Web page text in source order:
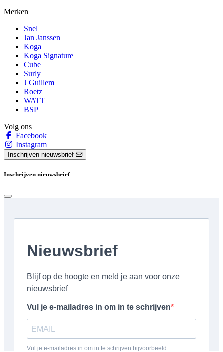
Merken
Snel
Jan Janssen
Koga
Koga Signature
Cube
Surly
J Guillem
Roetz
WATT
BSP
Volg ons
Facebook
Instagram
Inschrijven nieuwsbrief
Inschrijven nieuwsbrief